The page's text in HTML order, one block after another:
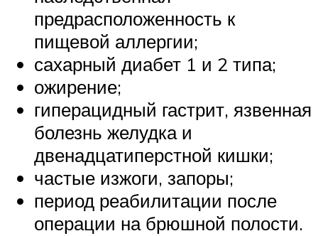
предрасположенность к
пищевой аллергии;
сахарный диабет 1 и 2 типа;
ожирение;
гиперацидный гастрит, язвенная
болезнь желудка и
двенадцатиперстной кишки;
частые изжоги, запоры;
период реабилитации после
операции на брюшной полости.